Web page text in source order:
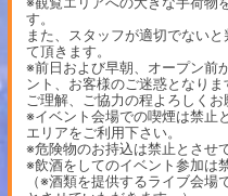
す。
また、スタッフが適切でない
て頂きます。
※前日および早朝、オープン前
ント、お客様のご迷惑となりま
ご理解、ご協力の程よろしくお
※イベント会場での喫煙は禁止
エリアをご利用下さい。
※危険物のお持込は禁止とさせ
※飲酒をしてのイベント参加は
（※酒類を提供するライブ会